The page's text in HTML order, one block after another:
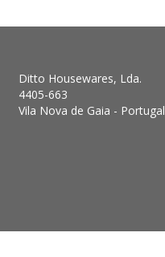
Ditto Housewares, Lda.
4405-663
Vila Nova de Gaia - Portugal